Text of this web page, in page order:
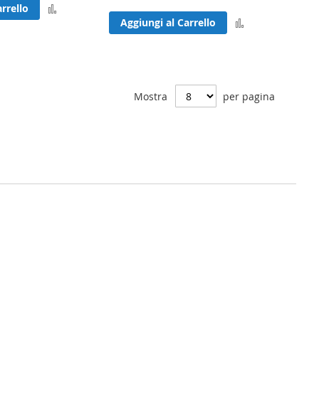
Aggiungi al Carrello
Mostra per pagina